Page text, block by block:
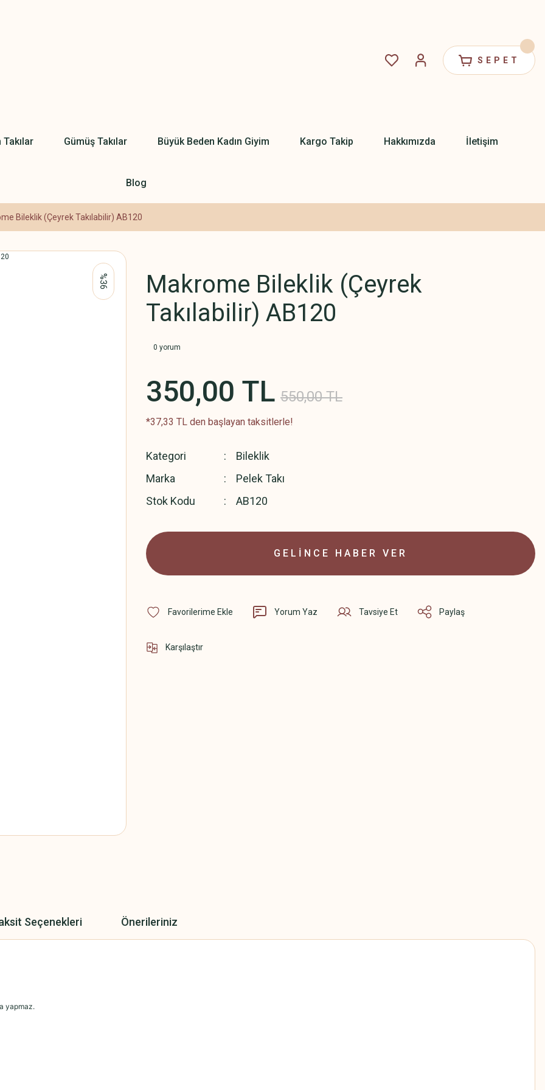
SEPET
Gümüş Takılar Büyük Beden Kadın Giyim Kargo Takip Hakkımızda İletişim
Blog
Bileklik (Çeyrek Takılabilir) AB120
%36
Makrome Bileklik (Çeyrek
Takılabilir) AB120
0 yorum
350,00 TL 550,00 TL
*37,33 TL den başlayan taksitlerle!
Kategori
Bileklik
Marka
Pelek Takı
Stok Kodu
AB120
GELİNCE HABER VER
Yorum Yaz Tavsiye Et Paylaş
Karşılaştır
Seçenekleri Önerileriniz
yapmaz.